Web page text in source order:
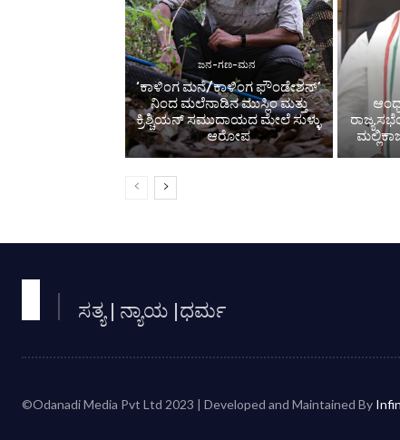
ಜನ-ಗಣ-ಮನ
‘ಕಾಳಿಂಗ ಮನೆ/ಕಾಳಿಂಗ ಫೌಂಡೇಶನ್’
ನಿಂದ ಮಲೆನಾಡಿನ ಮುಸ್ಲಿಂ ಮತ್ತು
ಕ್ರಿಶ್ಚಿಯನ್ ಸಮುದಾಯದ ಮೇಲೆ ಸುಳ್ಳು
ಆರೋಪ
ಸತ್ಯ | ನ್ಯಾಯ |ಧರ್ಮ
©Odanadi Media Pvt Ltd 2023 | Developed and Maintained By